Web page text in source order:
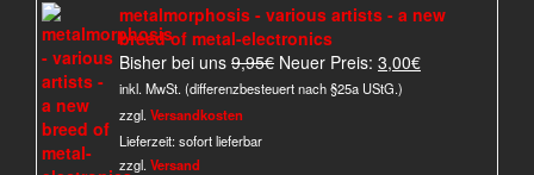
metalmorphosis - various artists - a new
breed of metal-electronics
Bisher bei uns 9,95€ Ursprünglicher
Preis
Neuer Preis: 3,00€Aktueller
inkl. MwSt. (differenzbesteuert nach §25a UStG.)
zzgl. Versandkosten
Lieferzeit:sofort lieferbar
zzgl. Versand